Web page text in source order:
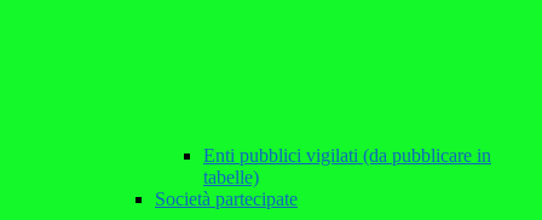
Enti pubblici vigilati (da pubblicare in
tabelle)
Società partecipate